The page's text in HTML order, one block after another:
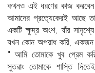
কখনও এই ধরণের কাজ করবেন
আমাদের প্রত্যেকেরই আছে
একটি ক্ষুদ্র অংশ, যাঁর
যখন কোন অপরাধ করি, একজন
" আমি তোমাকে খুব প্রেম
সুতরাং তোমাকে শাস্তি